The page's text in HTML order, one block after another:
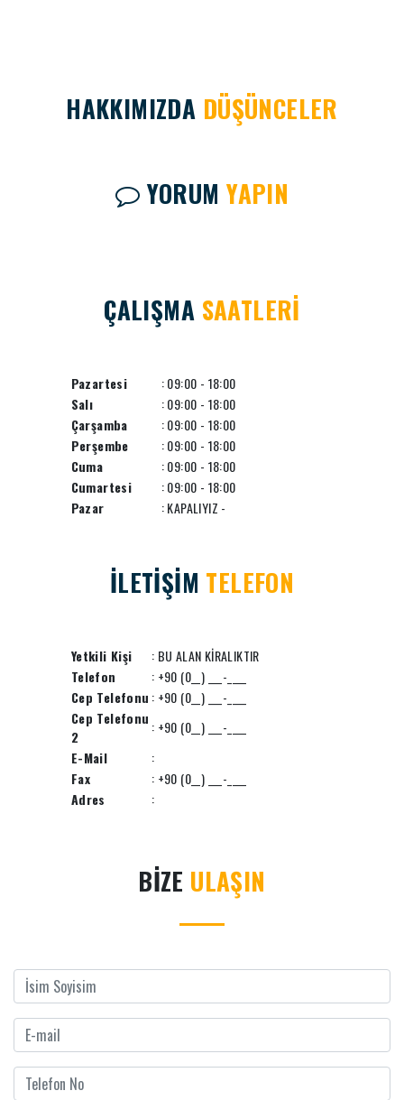
HAKKIMIZDA DÜŞÜNCELER
YORUMYAPIN
ÇALIŞMA SAATLERİ
Pazartesi
: 09:00 - 18:00
Salı
: 09:00 - 18:00
Çarşamba
: 09:00 - 18:00
Perşembe
: 09:00 - 18:00
Cuma
: 09:00 - 18:00
Cumartesi
: 09:00 - 18:00
Pazar
: KAPALIYIZ -
İLETİŞİM TELEFON
Yetkili Kişi
: BU ALAN KİRALIKTIR
Telefon
: +90 (0__) ___-____
Cep Telefonu : +90 (0__) ___-____
Cep Telefonu
2
: +90 (0__) ___-____
E-Mail
:
Fax
: +90 (0__) ___-____
Adres
:
BİZE ULAŞIN